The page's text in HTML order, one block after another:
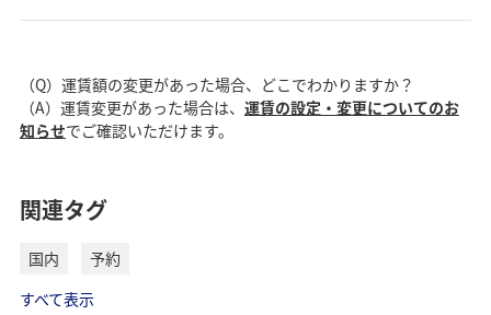
（Q）運賃額の変更があった場合、どこでわかりますか？
（A）運賃変更があった場合は、 運賃の設定・変更についてのお
知らせでご確認いただけます。
関連タグ
国内
予約
すべて表示